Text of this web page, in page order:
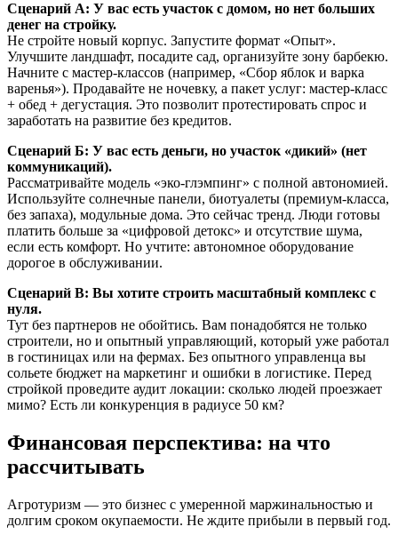
Сценарий А: У вас есть участок с домом, но нет больших
денег на стройку.
Не стройте новый корпус. Запустите формат «Опыт».
Улучшите ландшафт, посадите сад, организуйте зону барбекю.
Начните с мастер-классов (например, «Сбор яблок и варка
варенья»). Продавайте не ночевку, а пакет услуг: мастер-класс
+ обед + дегустация. Это позволит протестировать спрос и
заработать на развитие без кредитов.
Сценарий Б: У вас есть деньги, но участок «дикий» (нет
коммуникаций).
Рассматривайте модель «эко-глэмпинг» с полной автономией.
Используйте солнечные панели, биотуалеты (премиум-класса,
без запаха), модульные дома. Это сейчас тренд. Люди готовы
платить больше за «цифровой детокс» и отсутствие шума,
если есть комфорт. Но учтите: автономное оборудование
дорогое в обслуживании.
Сценарий В: Вы хотите строить масштабный комплекс с
нуля.
Тут без партнеров не обойтись. Вам понадобятся не только
строители, но и опытный управляющий, который уже работал
в гостиницах или на фермах. Без опытного управленца вы
сольете бюджет на маркетинг и ошибки в логистике. Перед
стройкой проведите аудит локации: сколько людей проезжает
мимо? Есть ли конкуренция в радиусе 50 км?
Финансовая перспектива: на что
рассчитывать
Агротуризм — это бизнес с умеренной маржинальностью и
долгим сроком окупаемости. Не ждите прибыли в первый год.